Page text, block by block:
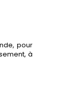
pour
à